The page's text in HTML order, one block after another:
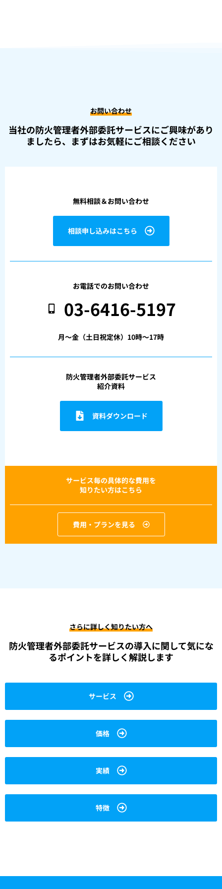
お問い合わせ
当社の防火管理者外部委託サービスにご興味があり
ましたら、 まずはお気軽にご相談ください
無料相談＆お問い合わせ
相談申し込みはこちら
お電話でのお問い合わせ
03-6416-5197
月〜金（土日祝定休）10時〜17時
防火管理者外部委託サービス
紹介資料
資料ダウンロード
サービス毎の具体的な費用を
知りたい方はこちら
費用・プランを見る
さらに詳しく知りたい方へ
防火管理者外部委託サービスの導入に関して気にな
るポイントを詳しく解説します
サービス
価格
実績
特徴